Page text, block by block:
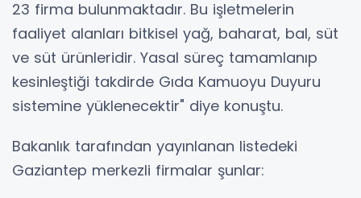
23 firma bulunmaktadır. Bu işletmelerin
faaliyet alanları bitkisel yağ, baharat, bal, süt
ve süt ürünleridir. Yasal süreç tamamlanıp
kesinleştiği takdirde Gıda Kamuoyu Duyuru
sistemine yüklenecektir" diye konuştu.
Bakanlık tarafından yayınlanan listedeki
Gaziantep merkezli firmalar şunlar: